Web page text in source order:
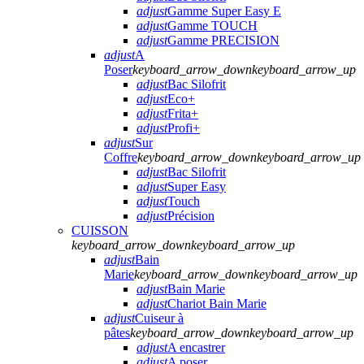
adjustGamme Super Easy E
adjustGamme TOUCH
adjustGamme PRECISION
adjustA
Poserkeyboard_arrow_downkeyboard_arrow_up
adjustBac Silofrit
adjustEco+
adjustFrita+
adjustProfi+
adjustSur
Coffrekeyboard_arrow_downkeyboard_arrow_up
adjustBac Silofrit
adjustSuper Easy
adjustTouch
adjustPrécision
CUISSON
keyboard_arrow_downkeyboard_arrow_up
adjustBain
Mariekeyboard_arrow_downkeyboard_arrow_up
adjustBain Marie
adjustChariot Bain Marie
adjustCuiseur à
pâteskeyboard_arrow_downkeyboard_arrow_up
adjustA encastrer